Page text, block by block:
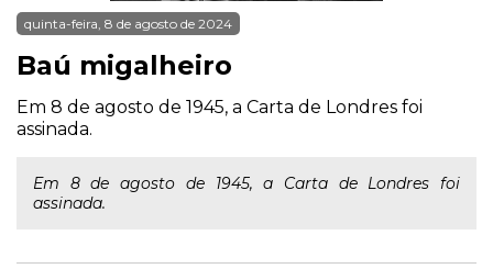
quinta-feira, 8 de agosto de 2024
Baú migalheiro
Em 8 de agosto de 1945, a Carta de Londres foi
assinada.
Em 8 de agosto de 1945, a Carta de Londres foi
assinada.